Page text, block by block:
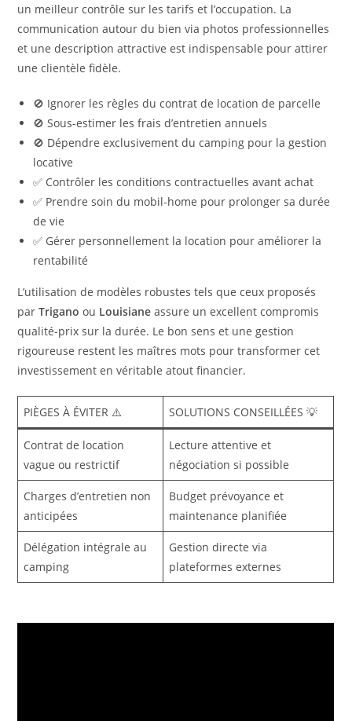
un meilleur contrôle sur les tarifs et l’occupation. La
communication autour du bien via photos professionnelles
et une description attractive est indispensable pour attirer
une clientèle fidèle.
🚫 Ignorer les règles du contrat de location de parcelle
🚫 Sous-estimer les frais d’entretien annuels
🚫 Dépendre exclusivement du camping pour la gestion
locative
✅ Contrôler les conditions contractuelles avant achat
✅ Prendre soin du mobil-home pour prolonger sa durée
de vie
✅ Gérer personnellement la location pour améliorer la
rentabilité
L’utilisation de modèles robustes tels que ceux proposés
parTrigano ou Louisiane assure un excellent compromis
qualité-prix sur la durée. Le bon sens et une gestion
rigoureuse restent les maîtres mots pour transformer cet
investissement en véritable atout financier.
PIÈGES À ÉVITER ⚠️ SOLUTIONS CONSEILLÉES 💡
Contrat de location
vague ou restrictif
Lecture attentive et
négociation si possible
Charges d’entretien non
anticipées
Budget prévoyance et
maintenance planifiée
Délégation intégrale au
camping
Gestion directe via
plateformes externes